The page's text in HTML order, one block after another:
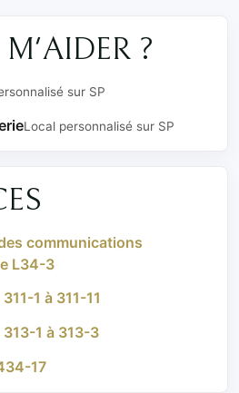
?
sur SP
Local personnalisé sur SP
communications
L34-3
1 à 311-11
1 à 313-3
17